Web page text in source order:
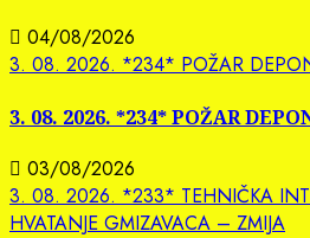
04/08/2026
3. 08. 2026. *234* POŽAR
3. 08. 2026. *234* POŽAR
03/08/2026
3. 08. 2026. *233* TEHNIČKA
HVATANJE GMIZAVACA – ZMIJA